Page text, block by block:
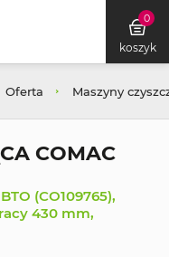
0
koszyk
Oferta Maszyny
COMAC
(CO109765),
430 mm,